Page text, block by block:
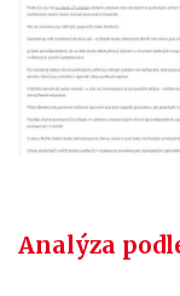
Analýza